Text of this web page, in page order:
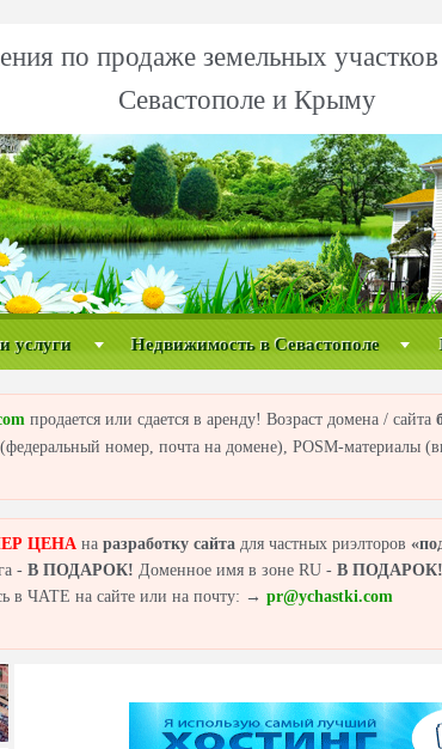
по продаже земельных
Севастополе и Крыму
услуги Недвижимость в Севастополе
продается или сдается в аренду! Возраст домена / сайта
(федеральный номер, почта на домене), POSM-материалы
ЦЕНА на разработку сайта для частных риэлторов
- В ПОДАРОК! Доменное имя в зоне RU - В ПОДАРОК!
в ЧАТЕ на сайте или на почту: → pr@ychastki.com